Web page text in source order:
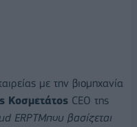
με την βιομηχανία
Κοσμετάτος CEO της
ERPTMπου βασίζεται